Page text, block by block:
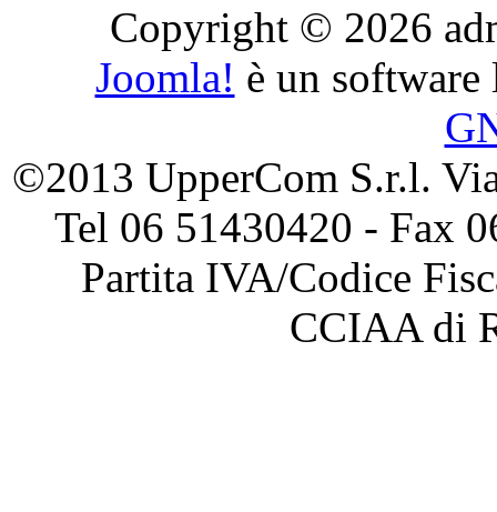
Copyright © 2026
Joomla! è un
©2013 UpperCom S.r.l.
Tel 06 51430420 - Fax
Partita IVA/Codice
CCIAA di